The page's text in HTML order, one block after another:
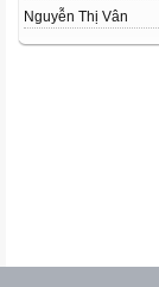
Nguyễn Thị Vân